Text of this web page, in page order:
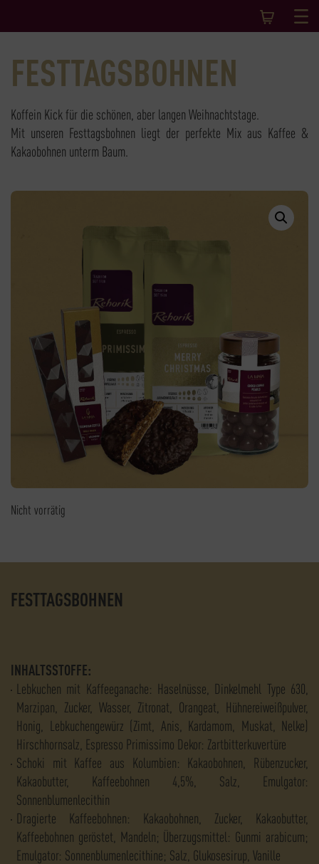
FESTTAGSBOHNEN
Koffein Kick für die schönen, aber langen Weihnachtstage.
Mit unseren Festtagsbohnen liegt der perfekte Mix aus Kaffee &
Kakaobohnen unterm Baum.
Nicht vorrätig
FESTTAGSBOHNEN
INHALTSSTOFFE:
Lebkuchen mit Kaffeeganache: Haselnüsse, Dinkelmehl Type 630,
Marzipan, Zucker, Wasser, Zitronat, Orangeat, Hühnereiweißpulver,
Honig, Lebkuchengewürz (Zimt, Anis, Kardamom, Muskat, Nelke)
Hirschhornsalz, Espresso Primissimo Dekor: Zartbitterkuvertüre
Schoki mit Kaffee aus Kolumbien: Kakaobohnen, Rübenzucker,
Kakaobutter, Kaffeebohnen 4,5%, Salz, Emulgator:
Sonnenblumenlecithin
Dragierte Kaffeebohnen: Kakaobohnen, Zucker, Kakaobutter,
Kaffeebohnen geröstet, Mandeln; Überzugsmittel: Gunmi arabicum;
Emulgator: Sonnenblumenlecithine; Salz, Glukosesirup, Vanille